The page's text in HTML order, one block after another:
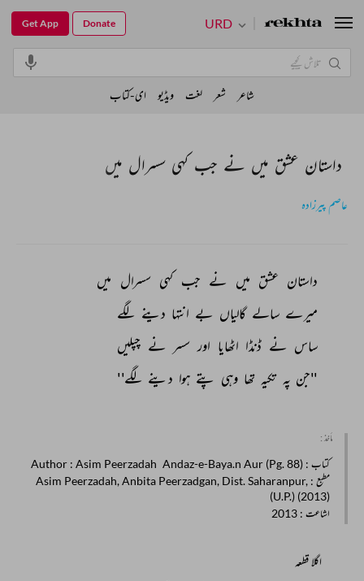
داستان عشق میں نے جب کہی سسرال میں
عاصم پیرزادہ
داستان عشق میں نے جب کہی سسرال میں
میرے سالے گالیاں بے انتہا دینے لگے
ساس نے ڈنڈا اٹھایا اور سسر نے چپلیں
''جن پہ تکیہ تھا وہی پتے ہوا دینے لگے''
مأخذ :
کتاب : Andaz-e-Baya.n Aur (Pg. 88)
Author : Asim Peerzadah
مطبع : Asim Peerzadah, Anbita Peerzadgan, Dist. Saharanpur,
(U.P.) (2013)
اشاعت : 2013
اگلا قطعہ
URD
Get App Donate
شاعر شعر لغت ویڈیو ای-کتاب